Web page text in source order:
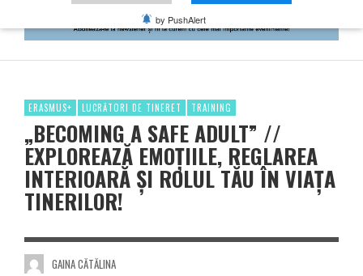
ERASMUS+ LUCRĂTORI DE TINERET TRAINING
„BECOMING A SAFE ADULT” //
EXPLOREAZĂ EMOȚIILE, REGLAREA
INTERIOARĂ ȘI ROLUL TĂU ÎN VIAȚA
TINERILOR!
GAINA CĂTĂLINA
by PushAlert